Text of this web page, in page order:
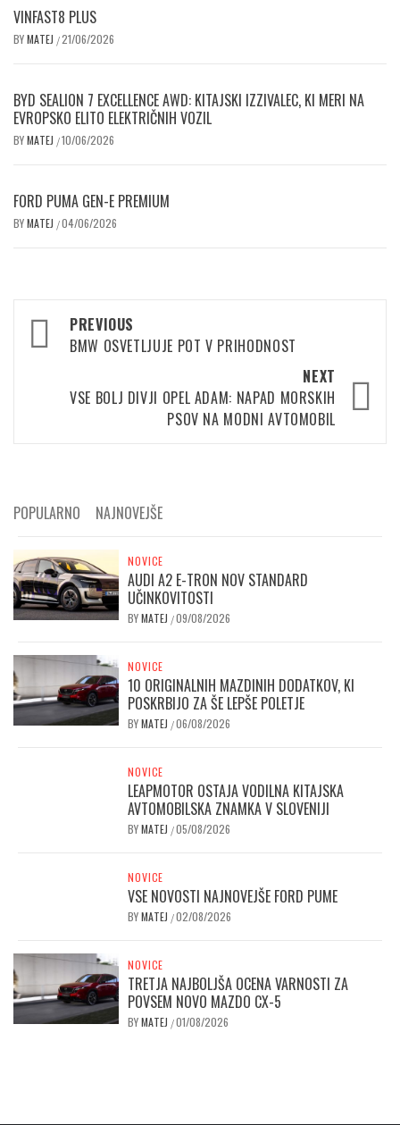
VINFAST8 PLUS
BYMATEJ /21/06/2026
BYD SEALION 7 EXCELLENCE AWD: KITAJSKI IZZIVALEC, KI MERI NA
EVROPSKO ELITO ELEKTRIČNIH VOZIL
BYMATEJ /10/06/2026
FORD PUMA GEN-E PREMIUM
BYMATEJ /04/06/2026
Post
navigation
PREVIOUS
BMW OSVETLJUJE POT V PRIHODNOST
NEXT
VSE BOLJ DIVJI OPEL ADAM: NAPAD MORSKIH
PSOV NA MODNI AVTOMOBIL
POPULARNO NAJNOVEJŠE
NOVICE
AUDI A2 E-TRON NOV STANDARD
UČINKOVITOSTI
BYMATEJ /09/08/2026
NOVICE
10 ORIGINALNIH MAZDINIH DODATKOV, KI
POSKRBIJO ZA ŠE LEPŠE POLETJE
BYMATEJ /06/08/2026
NOVICE
LEAPMOTOR OSTAJA VODILNA KITAJSKA
AVTOMOBILSKA ZNAMKA V SLOVENIJI
BYMATEJ /05/08/2026
NOVICE
VSE NOVOSTI NAJNOVEJŠE FORD PUME
BYMATEJ /02/08/2026
NOVICE
TRETJA NAJBOLJŠA OCENA VARNOSTI ZA
POVSEM NOVO MAZDO CX-5
BYMATEJ /01/08/2026